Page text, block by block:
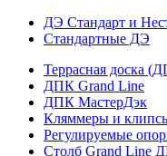
ДЭ Стандарт и
Стандартные ДЭ
Террасная доска
ДПК Grand Line
ДПК МастерДэк
Кляммеры и
Регулируемые
Столб Grand Line